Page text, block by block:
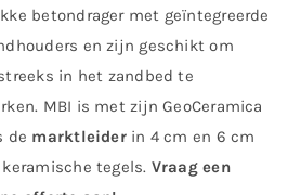
betondrager met geïntegreerde
en zijn geschikt om
in het zandbed te
MBI is met zijn GeoCeramica
de marktleiderin 4 cm en 6 cm
tegels. Vraag een